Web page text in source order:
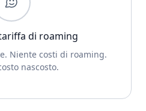
di roaming
Niente costi di roaming.
nascosto.